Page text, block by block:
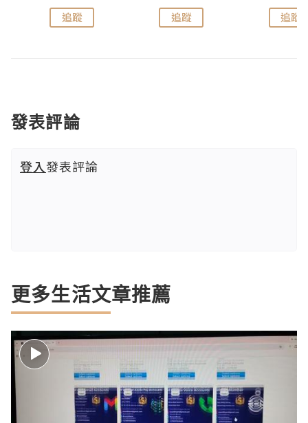
追蹤 追蹤 追蹤
發表評論
登入發表評論
更多生活文章推薦